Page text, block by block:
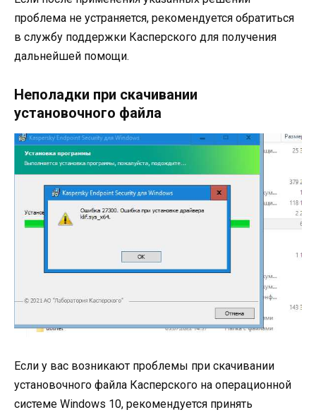
проблема не устраняется, рекомендуется обратиться
в службу поддержки Касперского для получения
дальнейшей помощи.
Неполадки при скачивании
установочного файла
Если у вас возникают проблемы при скачивании
установочного файла Касперского на операционной
системе Windows 10, рекомендуется принять